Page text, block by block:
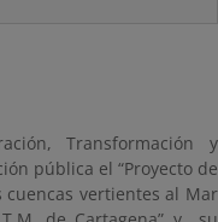
Transformación y
pública el “Proyecto de
vertientes al Mar